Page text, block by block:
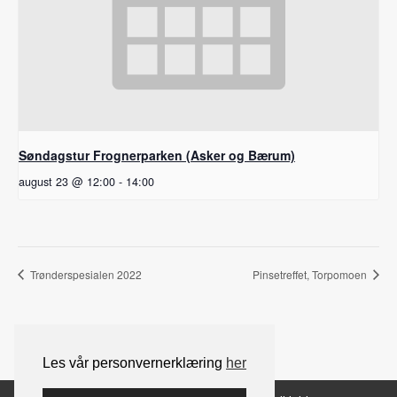
Les vår personvernerklæring her
Søndagstur Frognerparken (Asker og Bærum)
august 23 @ 12:00 - 14:00
Trønderspesialen 2022 Pinsetreffet, Torpomoen